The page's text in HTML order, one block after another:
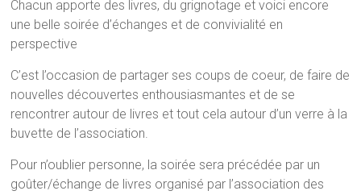
Chacun apporte des livres, du grignotage et voici encore
une belle soirée d’échanges et de convivialité en
perspective
C’est l’occasion de partager ses coups de coeur, de faire de
nouvelles découvertes enthousiasmantes et de se
rencontrer autour de livres et tout cela autour d’un verre à la
buvette de l’association.
Pour n’oublier personne, la soirée sera précédée par un
goûter/échange de livres organisé par l’association des